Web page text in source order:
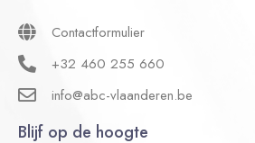
Contactformulier
+32 460 255 660
info@abc-vlaanderen.be
Blijf op de hoogte